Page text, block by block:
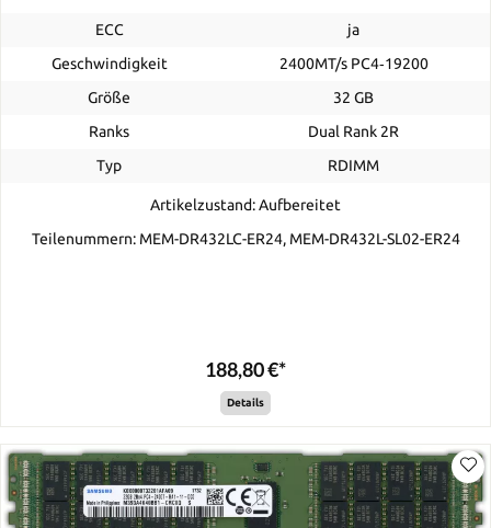
ECC
ja
Geschwindigkeit
2400MT/s PC4‑19200
Größe
32 GB
Ranks
Dual Rank 2R
Typ
RDIMM
Artikelzustand: Aufbereitet
Teilenummern: MEM-DR432LC-ER24, MEM-DR432L-SL02-ER24
188,80 €*
Details